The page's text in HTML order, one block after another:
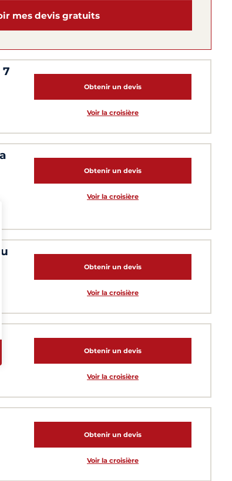
mes devis gratuits
Obtenir un devis
Voir la croisière
Obtenir un devis
Voir la croisière
Obtenir un devis
Voir la croisière
Obtenir un devis
Voir la croisière
Obtenir un devis
Voir la croisière